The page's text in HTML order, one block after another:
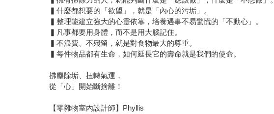
▍什麼都想要的「欲望」，就是「內心的污垢」。
▍整理能建立強大的心靈依靠，培養遇事不易驚慌的「不動心」。
▍凡事都要用身體，而不是用大腦記住。
▍不浪費、不殘留，就是對食物最大的尊重。
▍每件物品都有生命，如何延長它的壽命就是我們的使命。
拂塵除垢、扭轉氣運，
從「心」開始斷捨離！
【零雜物室內設計師】Phyllis